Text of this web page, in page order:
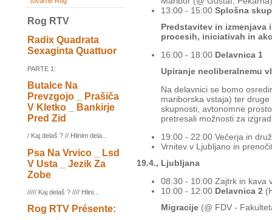
Rog RTV
Radix Quadrata
Sexaginta Quattuor
PARTE 1:
Butalce Na
Prevzgojo _ Prašiča
V Kletko _ Bankirje
Pred Zid
/ Kaj delaš ? // Hlinim dela...
Psa Na Vrvico _ Lsd
V Usta _ Jezik Za
Zobe
///// Kaj delaš ? //// Hlini...
Rog RTV Présente:
13:00 - 15:00 Splošna
Predstavitev in
procesih, iniciativah in
16:00 - 18:00 Delavnica 1
Upiranje neoliberalnemu
Na delavnici se bomo
mariborska vstaja) ter
skupnosti, avtonomne
pretresali možnosti za
19:00 - 22:00 Večerja in
Vrnitev v Ljubljano in
19.4., Ljubljana
08:30 - 10:00 Zajtrk in kava
10:00 - 12:00 Delavnica 2
Migracije (@ FDV -